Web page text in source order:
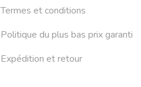
Termes et conditions
Politique du plus bas prix garanti
Expédition et retour